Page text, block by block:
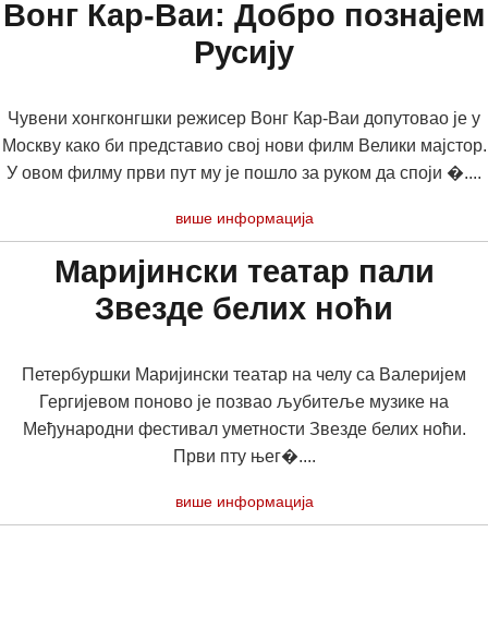
Вонг Кар-Ваи: Добро познајем
Русију
Чувени хонгконгшки режисер Вонг Кар-Ваи допутовао је у
Москву како би представио свој нови филм Велики мајстор.
У овом филму први пут му је пошло за руком да споји �....
више информација
Маријински театар пали
Звезде белих ноћи
Петербуршки Маријински театар на челу са Валеријем
Гергијевом поново је позвао љубитеље музике на
Међународни фестивал уметности Звезде белих ноћи.
Први пту њег�....
више информација